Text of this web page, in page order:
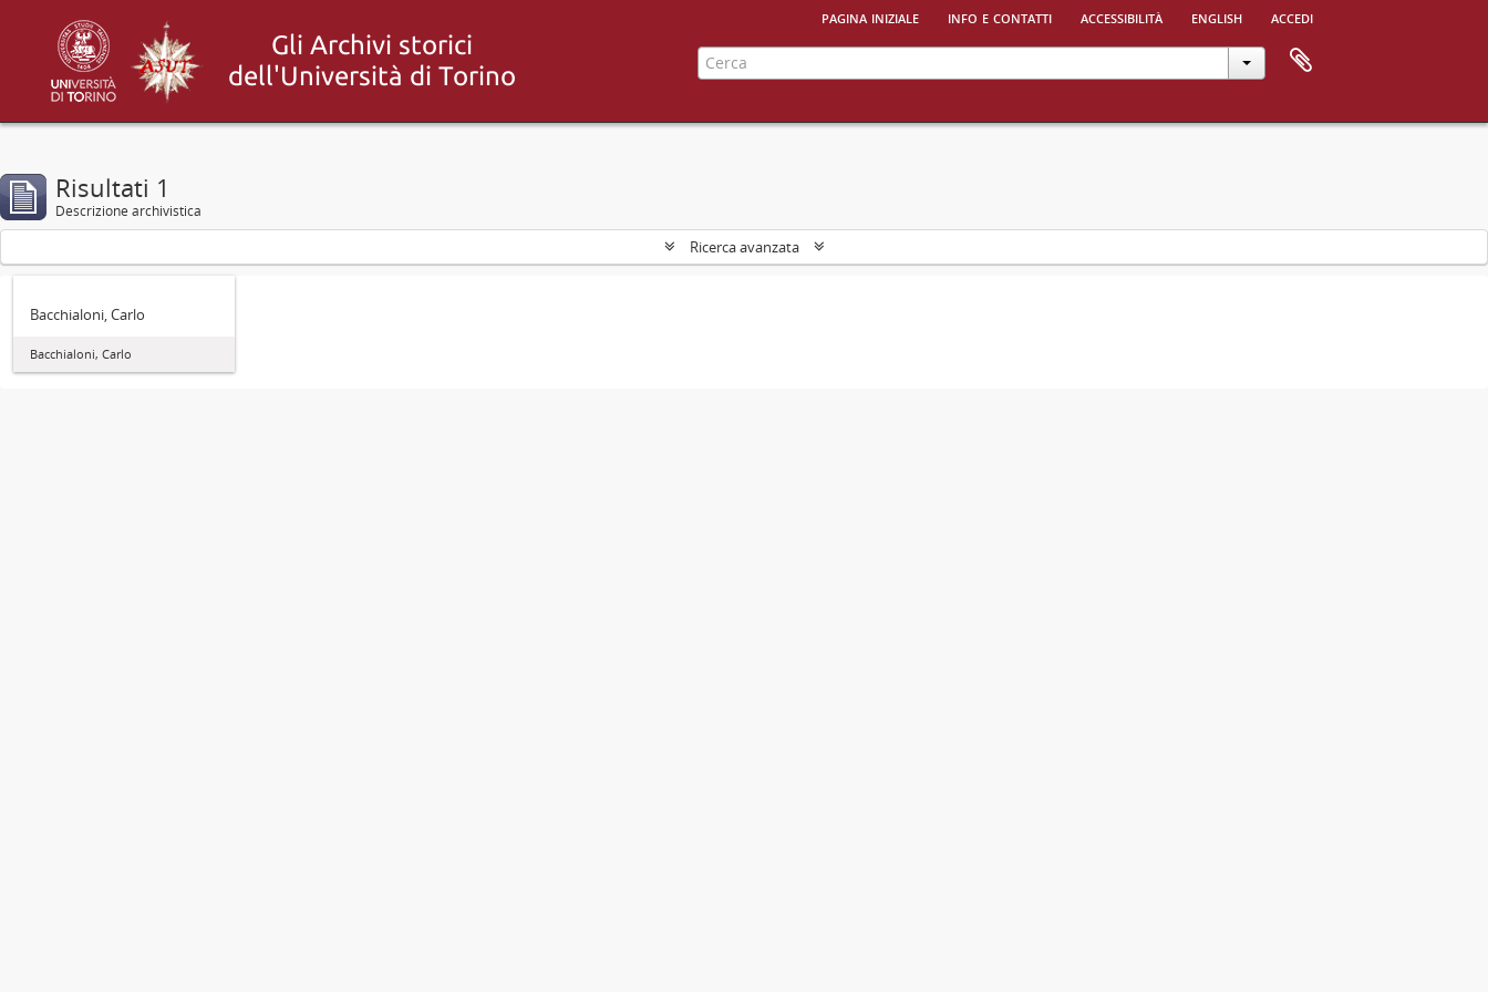
pagina iniziale info e contatti accessibilità english accedi
Risultati 1
Descrizione archivistica
Ricerca avanzata
Bacchialoni, Carlo
Bacchialoni, Carlo